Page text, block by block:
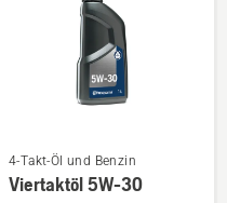
Details
4-Takt-Öl und Benzin
Viertaktöl 5W-30